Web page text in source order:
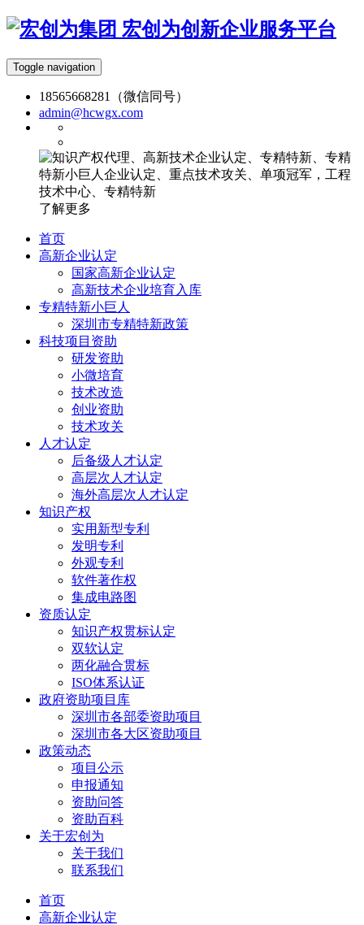
宏创为创新企业服务平台
Toggle navigation
18565668281（微信同号）
admin@hcwgx.com
了解更多
首页
高新企业认定
国家高新企业认定
高新技术企业培育入库
专精特新小巨人
深圳市专精特新政策
科技项目资助
研发资助
小微培育
技术改造
创业资助
技术攻关
人才认定
后备级人才认定
高层次人才认定
海外高层次人才认定
知识产权
实用新型专利
发明专利
外观专利
软件著作权
集成电路图
资质认定
知识产权贯标认定
双软认定
两化融合贯标
ISO体系认证
政府资助项目库
深圳市各部委资助项目
深圳市各大区资助项目
政策动态
项目公示
申报通知
资助问答
资助百科
关于宏创为
关于我们
联系我们
首页
高新企业认定